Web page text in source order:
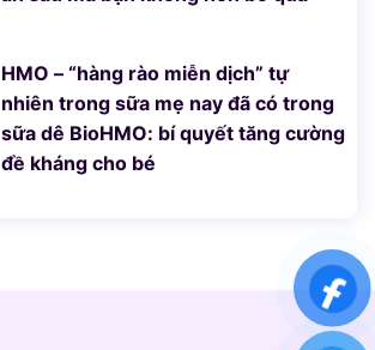
HMO – “hàng rào miễn dịch” tự
nhiên trong sữa mẹ nay đã có trong
sữa dê BioHMO: bí quyết tăng cường
đề kháng cho bé